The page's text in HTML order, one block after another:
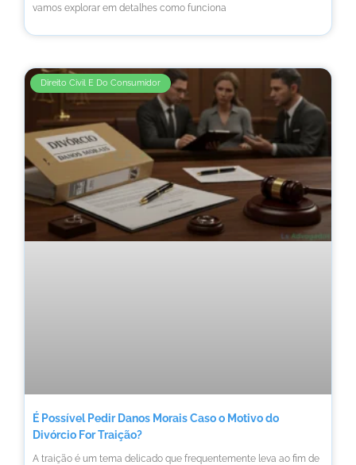
vamos explorar em detalhes como funciona
Direito Civil E Do Consumidor
É Possível Pedir Danos Morais Caso o Motivo do
Divórcio For Traição?
A traição é um tema delicado que frequentemente leva ao fim de